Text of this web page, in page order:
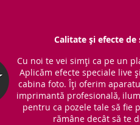
Calitate și efecte de
Cu noi te vei simți ca pe un
Aplicăm efecte speciale live
cabina foto. Îți oferim
imprimantă profesională,
pentru ca pozele tale să fie
rămâne decât să te